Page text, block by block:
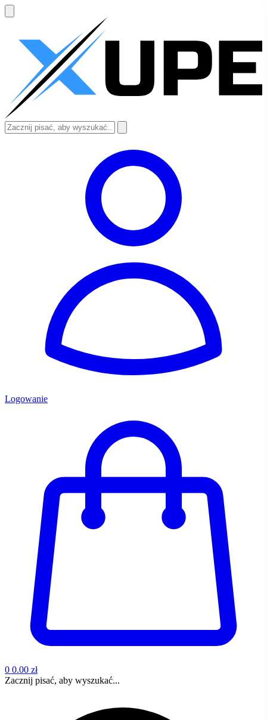
Logowanie
0 0.00 zł
Zacznij pisać, aby wyszukać...